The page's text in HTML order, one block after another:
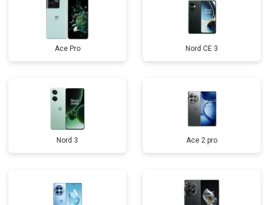
Ace Pro Nord CE 3
Nord 3 Ace 2 pro